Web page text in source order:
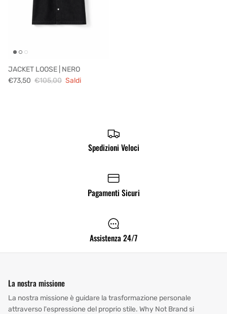
JACKET LOOSE | NERO
€73,50 €105,00 Saldi
Spedizioni Veloci
Pagamenti Sicuri
Assistenza 24/7
La nostra missione
La nostra missione è guidare la trasformazione personale
attraverso l'espressione del proprio stile. Why Not Brand si